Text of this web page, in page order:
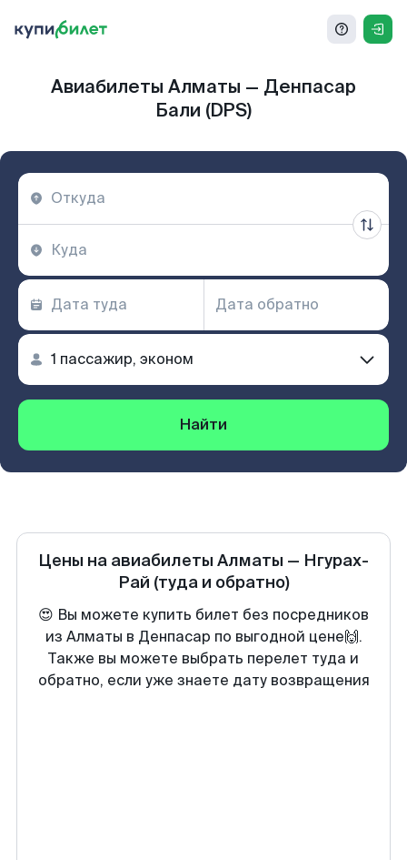
Авиабилеты Алматы — Денпасар
Бали (DPS)
Найти
Цены на авиабилеты Алматы — Нгурах-
Рай (туда и обратно)
😍 Вы можете купить билет без посредников
из Алматы в Денпасар по выгодной цене🙌.
Также вы можете выбрать перелет туда и
обратно, если уже знаете дату возвращения